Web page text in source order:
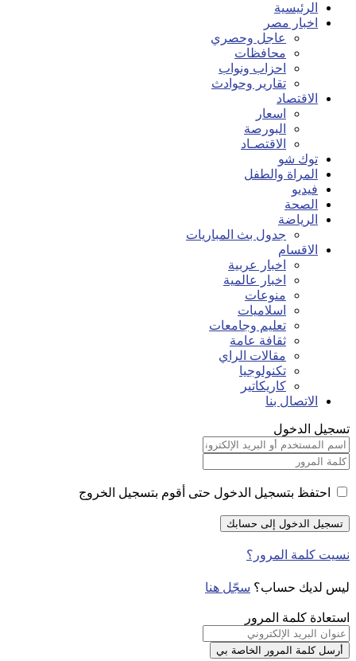
الرئيسية
اخبار مصر
عاجل وحصري
محافظات
احزاب ونواب
تقارير وحوادث
الاقتصاد
اسعار
البورصة
الاقتصـاد
توك شو
المراة والطفل
فيديو
الصحة
الرياضة
جدول بث المباريات
الاقسام
اخبار عربية
اخبار عالمية
منوعات
اسلاميات
تعليم وجامعات
ثقافة عامة
مقالات الراي
تكنولوجيا
كاريكاتير
الاتصال بنا
تسجيل الدخول
احتفظ بتسجيل الدخول حتى أقوم بتسجيل الخروج
نسيت كلمة المرور؟
ليس لديك حساب؟ سجّل هنا
استعادة كلمة المرور